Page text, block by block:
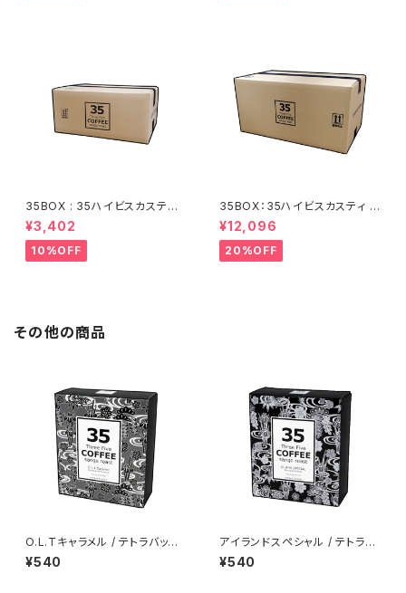
35BOX : 35ハイビスカスティ /
テトラバッグ【35包】
¥3,402
10%OFF
35BOX：35ハイビスカスティ /
テトラバッグ【140包】
¥12,096
20%OFF
その他の商品
O.L.Tキャラメル / テトラバッグ
【5包】 沖縄パッケージ
¥540
アイランドスペシャル / テトラバ
ッグ【5包】 沖縄パッケージ
¥540